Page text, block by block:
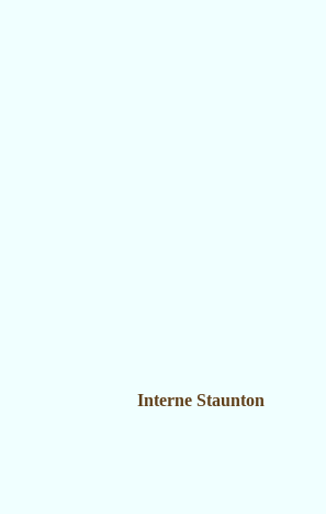
Interne Staunton